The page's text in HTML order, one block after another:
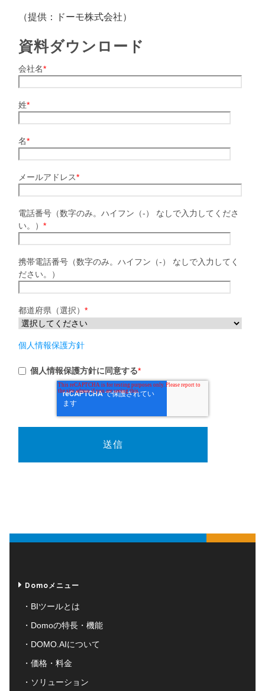
（提供：ドーモ株式会社）
資料ダウンロード
会社名*
姓*
名*
メールアドレス*
電話番号（数字のみ。ハイフン（-） なしで入力してくださ
い。） *
携帯電話番号（数字のみ。ハイフン（-） なしで入力してく
ださい。）
都道府県（選択） *
個人情報保護方針
個人情報保護方針に同意する*
Domoメニュー
BIツールとは
Domoの特長・機能
DOMO.AIについて
価格・料金
ソリューション